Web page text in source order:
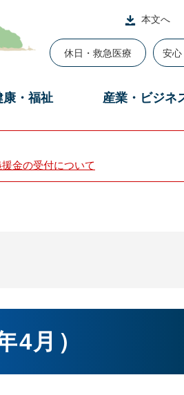
本文へ
休日・救急医療 安心
康・福祉 産業・ビジネ
金の受付について
4月）